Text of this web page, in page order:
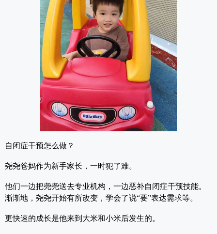
自闭症干预怎么做？
尧尧爸妈作为新手家长，一时犯了难。
他们一边把尧尧送去专业机构，一边恶补自闭症干预技能。
渐渐地， 尧尧开始有所改变，学会了说“要”表达需求等。
更快速的成长是他来到大米和小米后发生的。